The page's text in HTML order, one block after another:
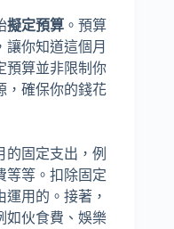
擬定預算 。預算
讓你知道這個月
預算並非限制你
，確保你的錢花
的固定支出，例
等等。扣除固定
用的。接著，
如伙食費、娛樂